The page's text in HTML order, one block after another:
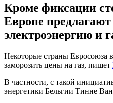
Кроме фиксации
Европе
электроэнергию и
Некоторые страны Евросоюза
заморозить цены на газ, пишет
В частности, с такой
энергетики Бельгии Тинне